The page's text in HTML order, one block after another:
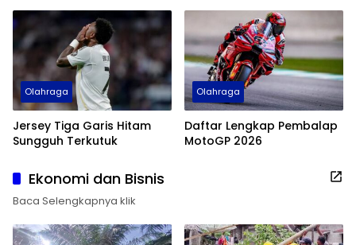
Olahraga
Jersey Tiga Garis Hitam
Sungguh Terkutuk
Olahraga
Daftar Lengkap Pembalap
MotoGP 2026
Ekonomi dan Bisnis
Baca Selengkapnya klik